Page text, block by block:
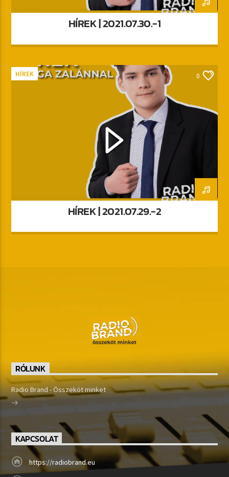
HÍREK | 2021.07.30.-1
HÍREK 0
HÍREK | 2021.07.29.-2
RÓLUNK
Radio Brand - Összeköt minket
KAPCSOLAT
https://radiobrand.eu